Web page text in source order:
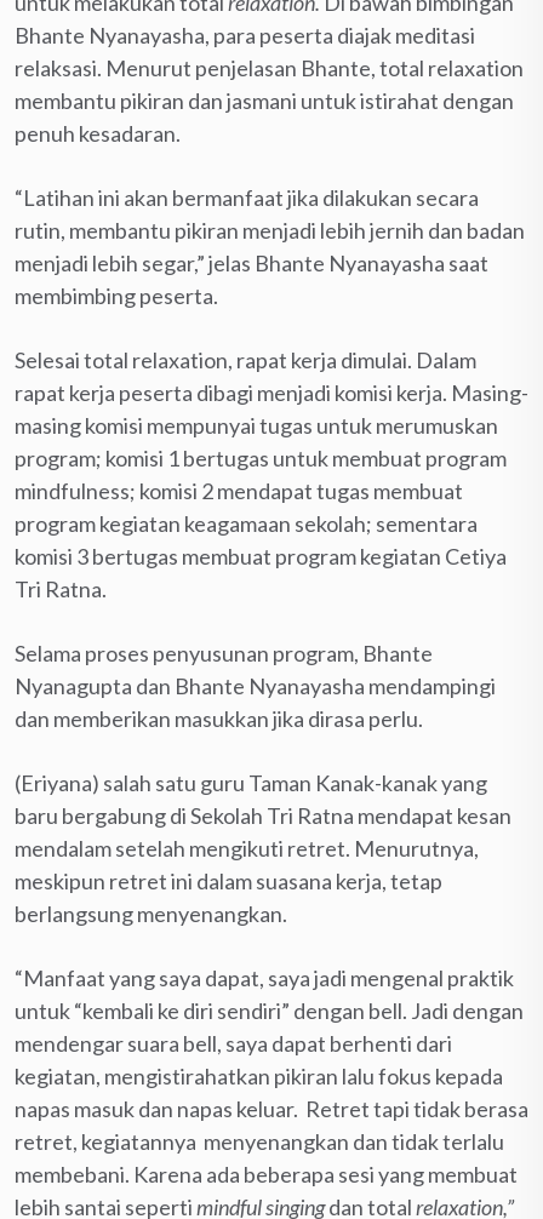
Bhante Nyanayasha, para peserta diajak meditasi
relaksasi. Menurut penjelasan Bhante, total relaxation
membantu pikiran dan jasmani untuk istirahat dengan
penuh kesadaran.
“Latihan ini akan bermanfaat jika dilakukan secara
rutin, membantu pikiran menjadi lebih jernih dan badan
menjadi lebih segar,” jelas Bhante Nyanayasha saat
membimbing peserta.
Selesai total relaxation, rapat kerja dimulai. Dalam
rapat kerja peserta dibagi menjadi komisi kerja. Masing-
masing komisi mempunyai tugas untuk merumuskan
program; komisi 1 bertugas untuk membuat program
mindfulness; komisi 2 mendapat tugas membuat
program kegiatan keagamaan sekolah; sementara
komisi 3 bertugas membuat program kegiatan Cetiya
Tri Ratna.
Selama proses penyusunan program, Bhante
Nyanagupta dan Bhante Nyanayasha mendampingi
dan memberikan masukkan jika dirasa perlu.
(Eriyana) salah satu guru Taman Kanak-kanak yang
baru bergabung di Sekolah Tri Ratna mendapat kesan
mendalam setelah mengikuti retret. Menurutnya,
meskipun retret ini dalam suasana kerja, tetap
berlangsung menyenangkan.
“Manfaat yang saya dapat, saya jadi mengenal praktik
untuk “kembali ke diri sendiri” dengan bell. Jadi dengan
mendengar suara bell, saya dapat berhenti dari
kegiatan, mengistirahatkan pikiran lalu fokus kepada
napas masuk dan napas keluar. Retret tapi tidak berasa
retret, kegiatannya menyenangkan dan tidak terlalu
membebani. Karena ada beberapa sesi yang membuat
lebih santai sepertimindful singingdan totalrelaxation,”